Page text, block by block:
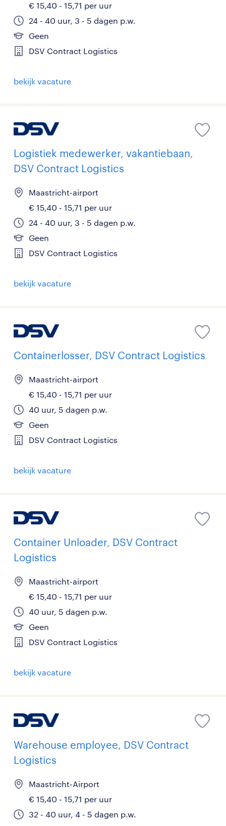
€ 15,40 - 15,71 per uur
24 - 40 uur, 3 - 5 dagen p.w.
Geen
DSV Contract Logistics
bekijk vacature
Logistiek medewerker, vakantiebaan,
DSV Contract Logistics
Maastricht-airport
€ 15,40 - 15,71 per uur
24 - 40 uur, 3 - 5 dagen p.w.
Geen
DSV Contract Logistics
bekijk vacature
Containerlosser, DSV Contract Logistics
Maastricht-airport
€ 15,40 - 15,71 per uur
40 uur, 5 dagen p.w.
Geen
DSV Contract Logistics
bekijk vacature
Container Unloader, DSV Contract
Logistics
Maastricht-airport
€ 15,40 - 15,71 per uur
40 uur, 5 dagen p.w.
Geen
DSV Contract Logistics
bekijk vacature
Warehouse employee, DSV Contract
Logistics
Maastricht-Airport
€ 15,40 - 15,71 per uur
32 - 40 uur, 4 - 5 dagen p.w.